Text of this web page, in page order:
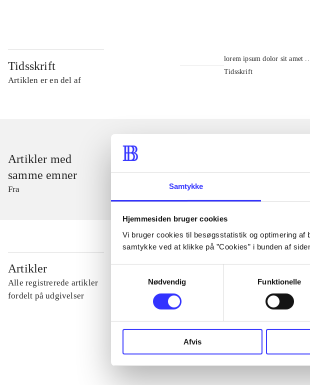
Samtykke
Hjemmesiden bruger cookies
Vi bruger cookies til besøgsstatistik og optimering
samtykke ved at klikke på ”Cookies” i bunden af
Nødvendig
Funktionelle
Afvis
Tidsskrift
Artiklen er en del af
lorem ipsum dolor sit amet
Tidsskrift
Artikler med
samme emner
Fra
Artikler
Alle registrerede artikler
fordelt på udgivelser
...